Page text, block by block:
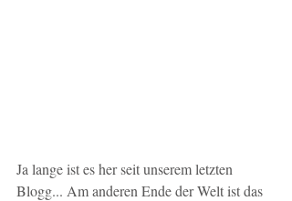
Ja lange ist es her seit unserem letzten
Blogg... Am anderen Ende der Welt ist das